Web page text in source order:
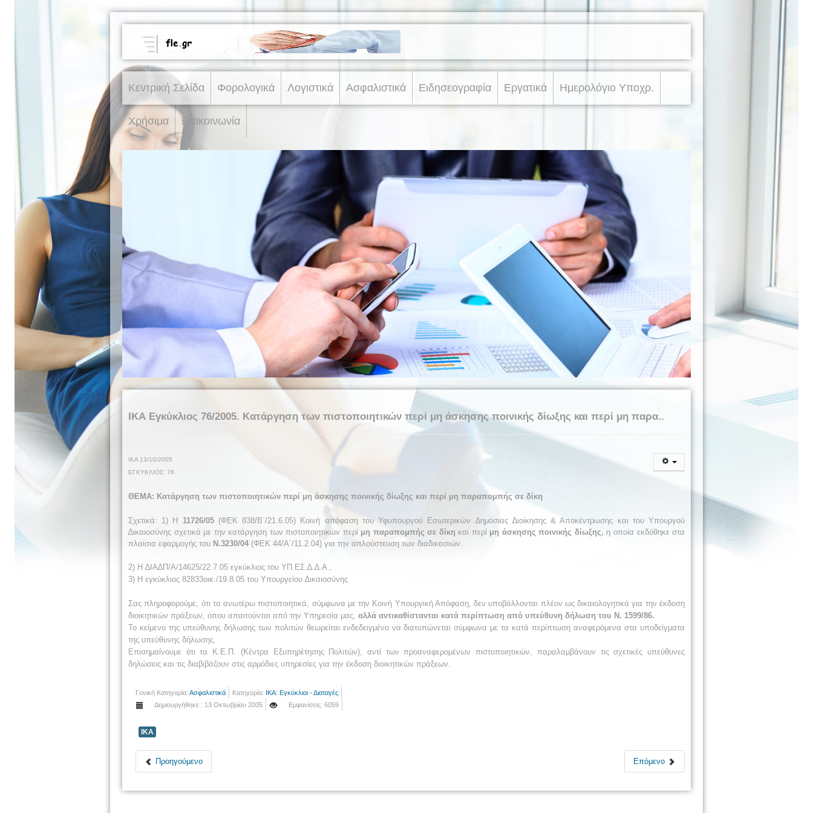
Κεντρική Σελίδα Φορολογικά Λογιστικά Ασφαλιστικά Ειδησεογραφία Εργατικά Ημερολόγιο Υποχρ.
Χρήσιμα Επικοινωνία
ΙΚΑ Εγκύκλιος 76/2005. Κατάργηση των πιστοποιητικών περί μη άσκησης ποινικής δίωξης και περί μη παρα..
ΙΚΑ 13/10/2005
ΕΓΚΥΚΛΙΟΣ: 76
ΘΕΜΑ: Κατάργηση των πιστοποιητικών περί μη άσκησης ποινικής δίωξης και περί μη παραπομπής σε δίκη
Σχετικά: 1) Η 11726/05 (ΦΕΚ 838/Β΄/21.6.05) Κοινή απόφαση του Υφυπουργού Εσωτερικών ∆ημόσιας ∆ιοίκησης & Αποκέντρωσης και του Υπουργού
∆ικαιοσύνης σχετικά με την κατάργηση των πιστοποιητικών περί μη παραπομπής σε δίκη και περί μη άσκησης ποινικής δίωξης,η οποία εκδόθηκε στα
πλαίσια εφαρμογής του Ν.3230/04 (ΦΕΚ 44/Α΄/11.2.04) για την απλούστευση των διαδικασιών.
2) Η ∆ΙΑ∆Π/Α/14625/22.7.05 εγκύκλιος του ΥΠ.ΕΣ.∆.∆.Α.,
3) Η εγκύκλιος 82833οικ./19.8.05 του Υπουργείου ∆ικαιοσύνης
Σας πληροφορούμε, ότι τα ανωτέρω πιστοποιητικά, σύμφωνα με την Κοινή Υπουργική Απόφαση, δεν υποβάλλονται πλέον ως δικαιολογητικά για την έκδοση
διοικητικών πράξεων, όπου απαιτούνται από την Υπηρεσία μας, αλλά αντικαθίστανται κατά περίπτωση από υπεύθυνη δήλωση του Ν. 1599/86.
Το κείμενο της υπεύθυνης δήλωσης των πολιτών θεωρείται ενδεδειγμένο να διατυπώνεται σύμφωνα με τα κατά περίπτωση αναφερόμενα στα υποδείγματα
της υπεύθυνης δήλωσης.
Επισημαίνουμε ότι τα Κ.Ε.Π. (Κέντρα Εξυπηρέτησης Πολιτών), αντί των προαναφερομένων πιστοποιητικών, παραλαμβάνουν τις σχετικές υπεύθυνες
δηλώσεις και τις διαβιβάζουν στις αρμόδιες υπηρεσίες για την έκδοση διοικητικών πράξεων.
Γονική Κατηγορία: Ασφαλιστικά Κατηγορία: ΙΚΑ: Εγκύκλιοι - Διαταγές
Δημιουργήθηκε : 13 Οκτωβρίου 2005
Εμφανίσεις: 6059
ΙΚΑ
Προηγούμενο Επόμενο